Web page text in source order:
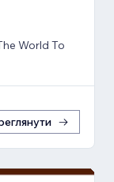
World To